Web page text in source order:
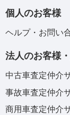
個人のお客様
ヘルプ・お問い
法人のお客様
中古車査定仲介
事故車査定仲介
商用車査定仲介